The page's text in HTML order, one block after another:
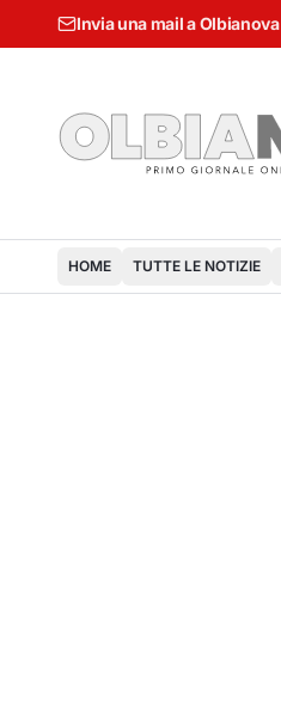
Invia una mail a Olbianova
HOME TUTTE LE NOTIZIE